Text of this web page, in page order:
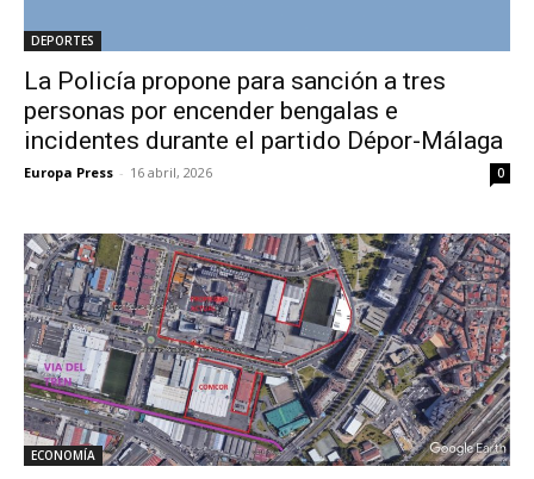
DEPORTES
La Policía propone para sanción a tres
personas por encender bengalas e
incidentes durante el partido Dépor-Málaga
Europa Press - 16 abril, 2026 0
ECONOMÍA